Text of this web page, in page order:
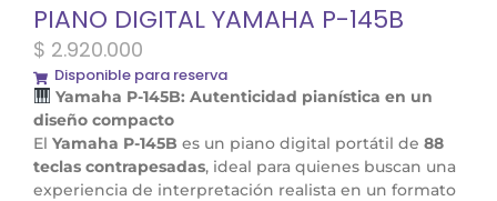
PIANO DIGITAL YAMAHA P-145B
$ 2.920.000
Disponible para reserva
Yamaha P-145B: Autenticidad pianística en un
diseño compacto
El Yamaha P-145B es un piano digital portátil de 88
teclas contrapesadas, ideal para quienes buscan una
experiencia de interpretación realista en un formato